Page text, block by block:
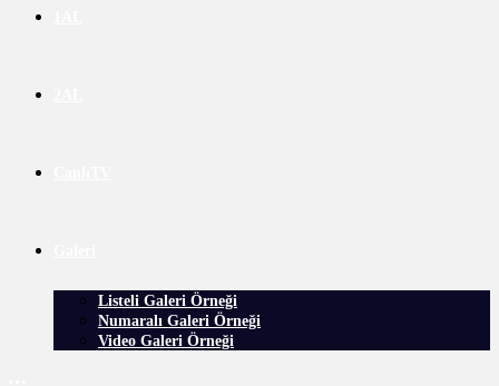
Listeli Galeri Örneği
Numaralı Galeri Örneği
Video Galeri Örneği